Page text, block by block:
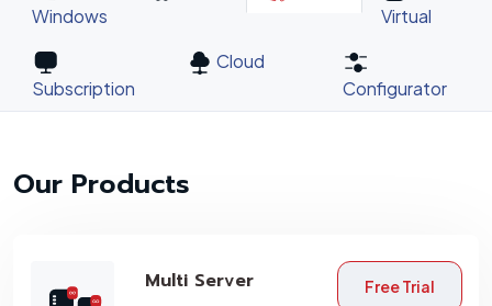
Windows
Virtual
Subscription
Cloud
Configurator
Our Products
Multi Server Free Trial